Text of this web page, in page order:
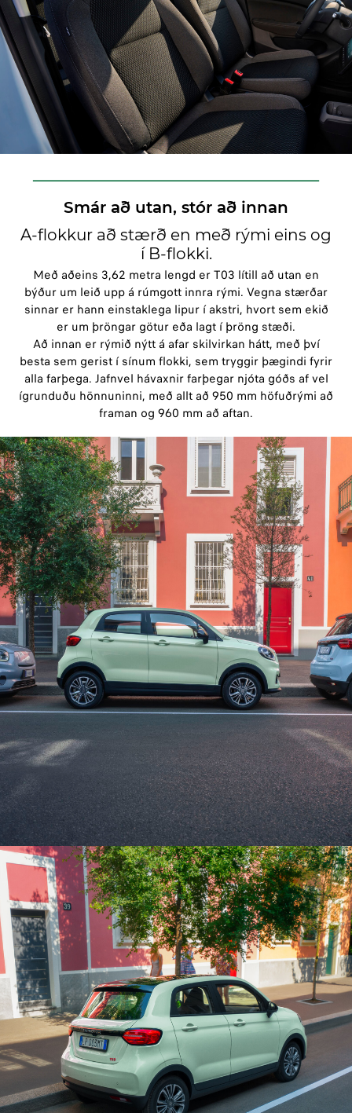
Smár að utan, stór að innan
A-flokkur að stærð en með rými eins og
í B-flokki.
Með aðeins 3,62 metra lengd er T03 lítill að utan en
býður um leið upp á rúmgott innra rými. Vegna stærðar
sinnar er hann einstaklega lipur í akstri, hvort sem ekið
er um þröngar götur eða lagt í þröng stæði.
Að innan er rýmið nýtt á afar skilvirkan hátt, með því
besta sem gerist í sínum flokki, sem tryggir þægindi fyrir
alla farþega. Jafnvel hávaxnir farþegar njóta góðs af vel
ígrunduðu hönnuninni, með allt að 950 mm höfuðrými að
framan og 960 mm að aftan.